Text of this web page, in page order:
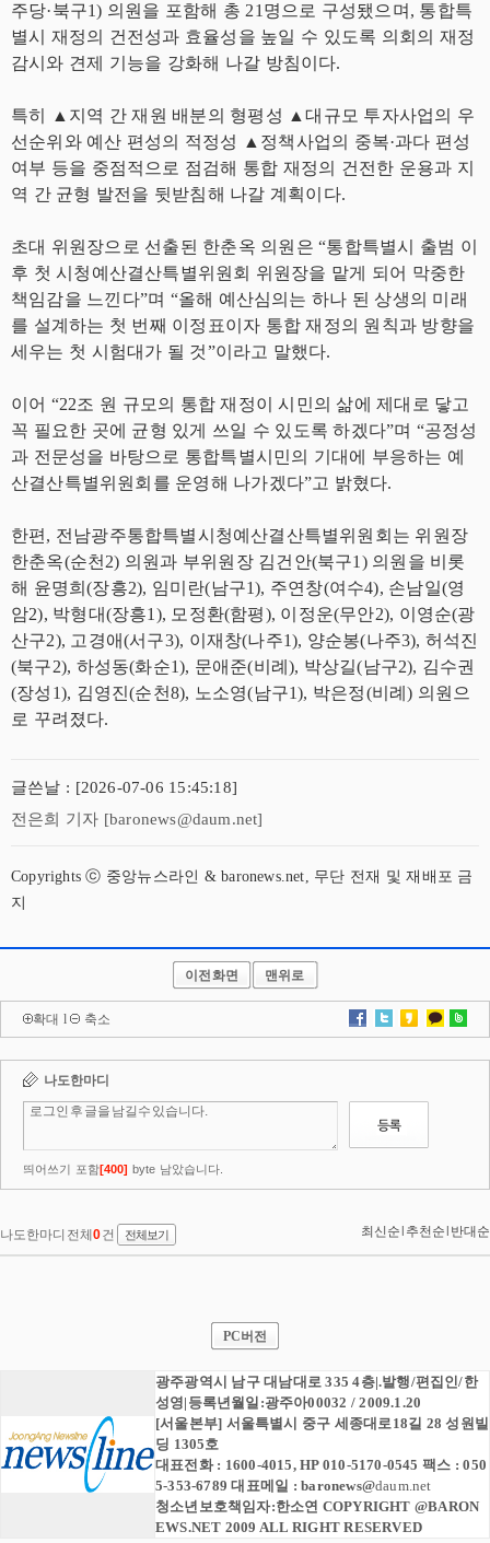
주당·북구1) 의원을 포함해 총 21명으로 구성됐으며, 통합특
별시 재정의 건전성과 효율성을 높일 수 있도록 의회의 재정
감시와 견제 기능을 강화해 나갈 방침이다.
특히 ▲지역 간 재원 배분의 형평성 ▲대규모 투자사업의 우
선순위와 예산 편성의 적정성 ▲정책사업의 중복·과다 편성
여부 등을 중점적으로 점검해 통합 재정의 건전한 운용과 지
역 간 균형 발전을 뒷받침해 나갈 계획이다.
초대 위원장으로 선출된 한춘옥 의원은 “통합특별시 출범 이
후 첫 시청예산결산특별위원회 위원장을 맡게 되어 막중한
책임감을 느낀다”며 “올해 예산심의는 하나 된 상생의 미래
를 설계하는 첫 번째 이정표이자 통합 재정의 원칙과 방향을
세우는 첫 시험대가 될 것”이라고 말했다.
이어 “22조 원 규모의 통합 재정이 시민의 삶에 제대로 닿고
꼭 필요한 곳에 균형 있게 쓰일 수 있도록 하겠다”며 “공정성
과 전문성을 바탕으로 통합특별시민의 기대에 부응하는 예
산결산특별위원회를 운영해 나가겠다”고 밝혔다.
한편, 전남광주통합특별시청예산결산특별위원회는 위원장
한춘옥(순천2) 의원과 부위원장 김건안(북구1) 의원을 비롯
해 윤명희(장흥2), 임미란(남구1), 주연창(여수4), 손남일(영
암2), 박형대(장흥1), 모정환(함평), 이정운(무안2), 이영순(광
산구2), 고경애(서구3), 이재창(나주1), 양순봉(나주3), 허석진
(북구2), 하성동(화순1), 문애준(비례), 박상길(남구2), 김수권
(장성1), 김영진(순천8), 노소영(남구1), 박은정(비례) 의원으
로 꾸려졌다.
글쓴날 : [2026-07-06 15:45:18]
전은희 기자 [baronews@daum.net]
Copyrights ⓒ 중앙뉴스라인 & baronews.net, 무단 전재 및 재배포 금
지
이전화면 맨위로
확대 l 축소
PC버전
광주광역시 남구 대남대로 335 4층|.발행/편집인/한
성영|등록년월일:광주아00032 / 2009.1.20
[서울본부] 서울특별시 중구 세종대로18길 28 성원빌
딩 1305호
대표전화 : 1600-4015, HP 010-5170-0545 팩스 : 050
5-353-6789 대표메일 :baronews@daum.net
청소년보호책임자:한소연 COPYRIGHT @BARON
EWS.NET 2009 ALL RIGHT RESERVED